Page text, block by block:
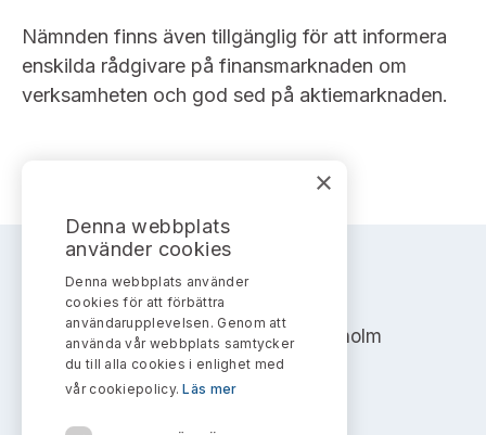
Huvudmän
Verksamhetsberättelser
Avgifter
Prenumerera
Nämnden finns även tillgänglig för att informera
enskilda rådgivare på finansmarknaden om
verksamheten och god sed på aktiemarknaden.
AKTIEMARKNADSNÄMNDEN
Address: Box 7354, 103 90 Stockholm
info@aktiemarknadsnamnden.se
×
Denna webbplats
använder cookies
Denna webbplats använder
cookies för att förbättra
användarupplevelsen. Genom att
använda vår webbplats samtycker
du till alla cookies i enlighet med
vår cookiepolicy.Läs mer